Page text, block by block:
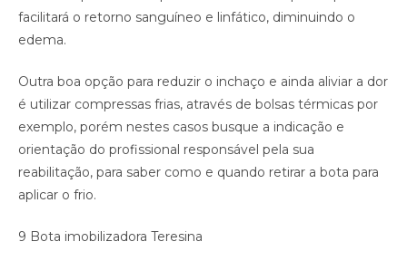
facilitará o retorno sanguíneo e linfático, diminuindo o
edema.
Outra boa opção para reduzir o inchaço e ainda aliviar a dor
é utilizar compressas frias, através de bolsas térmicas por
exemplo, porém nestes casos busque a indicação e
orientação do profissional responsável pela sua
reabilitação, para saber como e quando retirar a bota para
aplicar o frio.
9 Bota imobilizadora Teresina